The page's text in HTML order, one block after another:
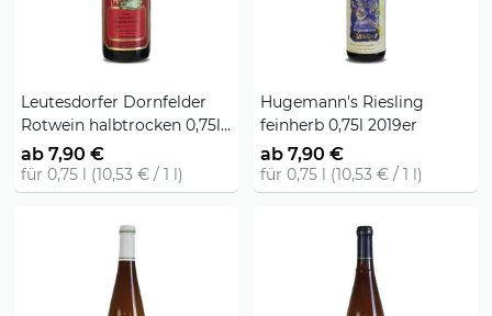
Leutesdorfer Dornfelder
Rotwein halbtrocken 0,75l
2020er
ab 7,90 €
für 0,75 l (10,53 € / 1 l)
Hugemann's Riesling
feinherb 0,75l 2019er
ab 7,90 €
für 0,75 l (10,53 € / 1 l)